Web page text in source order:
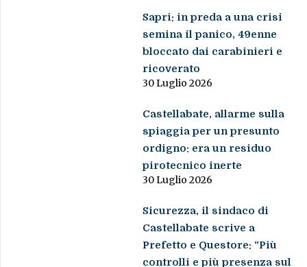
Sapri: in preda a una crisi
semina il panico, 49enne
bloccato dai carabinieri e
ricoverato
30 Luglio 2026
Castellabate, allarme sulla
spiaggia per un presunto
ordigno: era un residuo
pirotecnico inerte
30 Luglio 2026
Sicurezza, il sindaco di
Castellabate scrive a
Prefetto e Questore: “Più
controlli e più presenza sul